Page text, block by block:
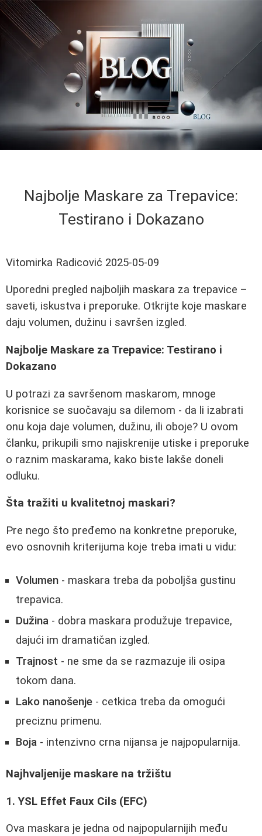
Najbolje Maskare za Trepavice:
Testirano i Dokazano
Vitomirka Radicović 2025-05-09
Uporedni pregled najboljih maskara za trepavice –
saveti, iskustva i preporuke. Otkrijte koje maskare
daju volumen, dužinu i savršen izgled.
Najbolje Maskare za Trepavice: Testirano i
Dokazano
U potrazi za savršenom maskarom, mnoge
korisnice se suočavaju sa dilemom - da li izabrati
onu koja daje volumen, dužinu, ili oboje? U ovom
članku, prikupili smo najiskrenije utiske i preporuke
o raznim maskarama, kako biste lakše doneli
odluku.
Šta tražiti u kvalitetnoj maskari?
Pre nego što pređemo na konkretne preporuke,
evo osnovnih kriterijuma koje treba imati u vidu:
Volumen - maskara treba da poboljša gustinu
trepavica.
Dužina - dobra maskara produžuje trepavice,
dajući im dramatičan izgled.
Trajnost - ne sme da se razmazuje ili osipa
tokom dana.
Lako nanošenje - cetkica treba da omogući
preciznu primenu.
Boja - intenzivno crna nijansa je najpopularnija.
Najhvaljenije maskare na tržištu
1. YSL Effet Faux Cils (EFC)
Ova maskara je jedna od najpopularnijih među